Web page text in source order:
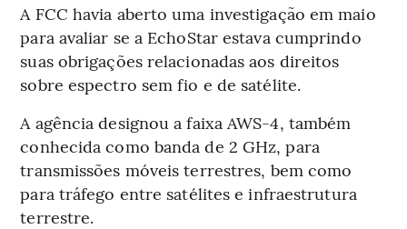
A FCC havia aberto uma investigação em maio
para avaliar se a EchoStar estava cumprindo
suas obrigações relacionadas aos direitos
sobre espectro sem fio e de satélite.
A agência designou a faixa AWS-4, também
conhecida como banda de 2 GHz, para
transmissões móveis terrestres, bem como
para tráfego entre satélites e infraestrutura
terrestre.